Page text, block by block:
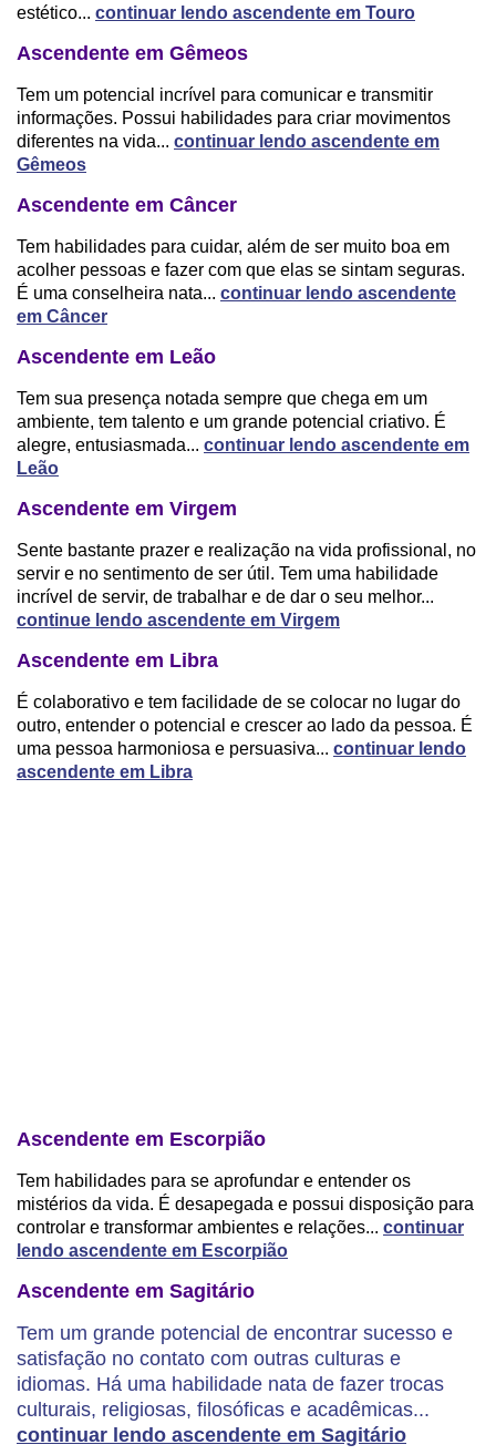
estético... continuar lendo ascendente em Touro
Ascendente em Gêmeos
Tem um potencial incrível para comunicar e transmitir
informações. Possui habilidades para criar movimentos
diferentes na vida... continuar lendo ascendente em
Gêmeos
Ascendente em Câncer
Tem habilidades para cuidar, além de ser muito boa em
acolher pessoas e fazer com que elas se sintam seguras.
É uma conselheira nata... continuar lendo ascendente
em Câncer
Ascendente em Leão
Tem sua presença notada sempre que chega em um
ambiente, tem talento e um grande potencial criativo. É
alegre, entusiasmada... continuar lendo ascendente em
Leão
Ascendente em Virgem
Sente bastante prazer e realização na vida profissional, no
servir e no sentimento de ser útil. Tem uma habilidade
incrível de servir, de trabalhar e de dar o seu melhor...
continue lendo ascendente em Virgem
Ascendente em Libra
É colaborativo e tem facilidade de se colocar no lugar do
outro, entender o potencial e crescer ao lado da pessoa. É
uma pessoa harmoniosa e persuasiva... continuar lendo
ascendente em Libra
Ascendente em Escorpião
Tem habilidades para se aprofundar e entender os
mistérios da vida. É desapegada e possui disposição para
controlar e transformar ambientes e relações... continuar
lendo ascendente em Escorpião
Ascendente em Sagitário
Tem um grande potencial de encontrar sucesso e
satisfação no contato com outras culturas e
idiomas. Há uma habilidade nata de fazer trocas
culturais, religiosas, filosóficas e acadêmicas...
continuar lendo ascendente em Sagitário